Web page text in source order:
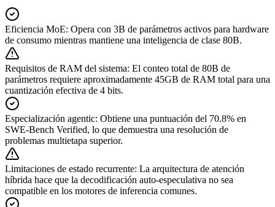
Eficiencia MoE: Opera con 3B de parámetros activos para hardware
de consumo mientras mantiene una inteligencia de clase 80B.
Requisitos de RAM del sistema: El conteo total de 80B de
parámetros requiere aproximadamente 45GB de RAM total para una
cuantización efectiva de 4 bits.
Especialización agentic: Obtiene una puntuación del 70.8% en
SWE-Bench Verified, lo que demuestra una resolución de
problemas multietapa superior.
Limitaciones de estado recurrente: La arquitectura de atención
híbrida hace que la decodificación auto-especulativa no sea
compatible en los motores de inferencia comunes.